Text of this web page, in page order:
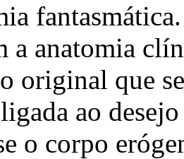
a anatomia
original que
ao
o corpo